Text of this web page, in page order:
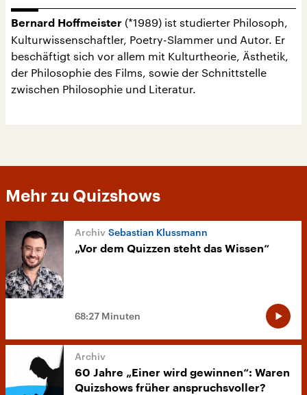
Bernard Hoffmeister (*1989) ist studierter Philosoph,
Kulturwissenschaftler, Poetry-Slammer und Autor. Er
beschäftigt sich vor allem mit Kulturtheorie, Ästhetik,
der Philosophie des Films, sowie der Schnittstelle
zwischen Philosophie und Literatur.
Mehr zu Quizshows
Sebastian Klussmann
„Vor dem Quizzen steht das Wissen“
68:27 Minuten
60 Jahre „Einer wird gewinnen“: Waren
Quizshows früher anspruchsvoller?